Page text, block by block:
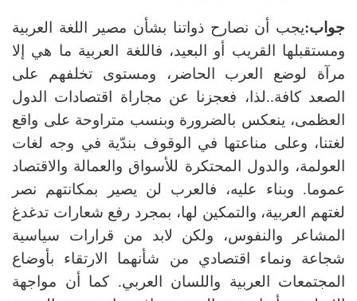
جواب:يجب أن نصارح ذواتنا بشأن مصير اللغة العربية
ومستقبلها القريب أو البعيد، فاللغة العربية ما هي إلا
مرآة لوضع العرب الحاضر، ومستوى تخلفهم على
الصعد كافة..لذا، فعجزنا عن مجاراة اقتصادات الدول
العظمى، ينعكس بالضرورة وبنسب متراوحة على واقع
لغتنا، وعلى مناعتها في الوقوف بندّية في وجه لغات
العولمة، والدول المحتكرة للأسواق والعمالة والاقتصاد
عموما. وبناء عليه، فالعرب لن يصير بمكانتهم نصر
لغتهم العربية، والتمكين لها، بمجرد رفع شعارات تدغدغ
المشاعر والنفوس، ولكن لابد من قرارات سياسية
شجاعة ونماء اقتصادي من شأنهما الارتقاء بأوضاع
المجتمعات العربية واللسان العربي. كما أن مواجهة